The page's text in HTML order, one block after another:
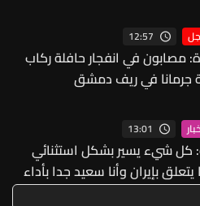
12:57
مصابون في انفجار حافلة ركاب
جرمانا في ريف دمشق
13:01
كل شيء يسير بشكل استثنائي
بإيران وأنا سعيد جدا بأداء